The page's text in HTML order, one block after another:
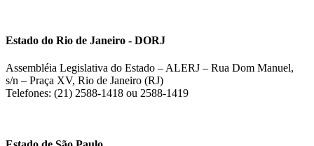
Estado do Rio de Janeiro - DORJ
Assembléia Legislativa do Estado – ALERJ – Rua Dom Manuel,
s/n – Praça XV, Rio de Janeiro (RJ)
Telefones: (21) 2588-1418 ou 2588-1419